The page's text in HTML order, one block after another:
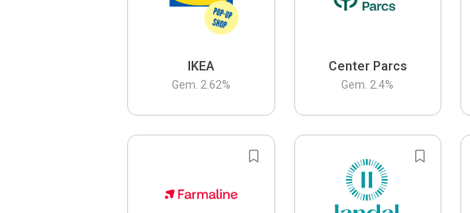
IKEA
Gem. 2.62%
Center Parcs
Gem. 2.4%